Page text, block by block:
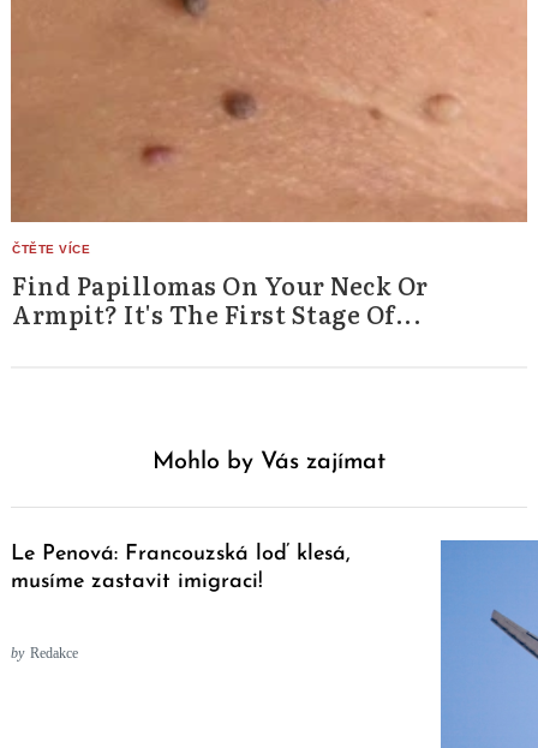
Find Papillomas On Your Neck Or
Armpit? It's The First Stage Of...
Mohlo by Vás zajímat
Le Penová: Francouzská loď klesá,
musíme zastavit imigraci!
by Redakce